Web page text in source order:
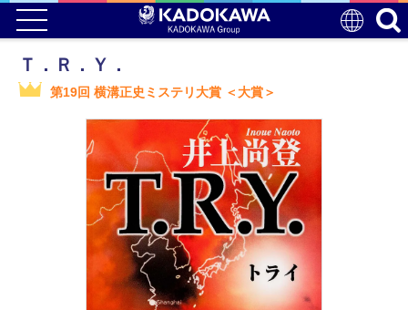
Ｔ．Ｒ．Ｙ．
第19回 横溝正史ミステリ大賞 ＜大賞＞